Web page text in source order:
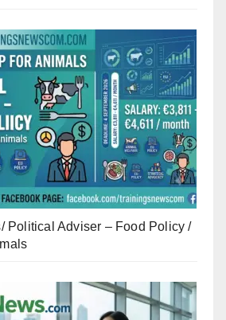
Political Adviser – Food Policy /